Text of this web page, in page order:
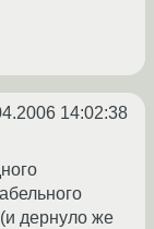
14:02:38
дернуло же